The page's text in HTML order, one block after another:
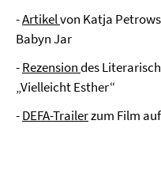
-Artikelvon Katja
Babyn Jar
-Rezensiondes
„Vielleicht Esther“
-DEFA-Trailerzum Film